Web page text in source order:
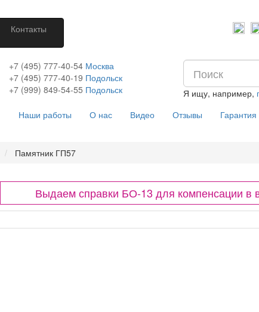
Контакты
+7 (495) 777-40-54 Москва
+7 (495) 777-40-19 Подольск
+7 (999) 849-54-55 Подольск
Я ищу, например,
Наши работы
О нас Видео Отзывы Гарантия
Памятник ГП57
Выдаем справки БО-13 для компенсации в